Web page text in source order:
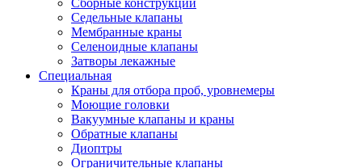
Сборные конструкции
Седельные клапаны
Мембранные краны
Селеноидные клапаны
Затворы лекажные
Специальная
Краны для отбора проб, уровнемеры
Моющие головки
Вакуумные клапаны и краны
Обратные клапаны
Диоптры
Ограничительные клапаны